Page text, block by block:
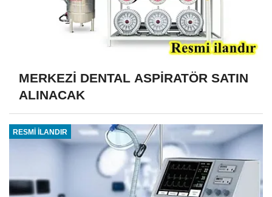
MERKEZİ DENTAL ASPİRATÖR SATIN
ALINACAK
RESMİ İLANDIR